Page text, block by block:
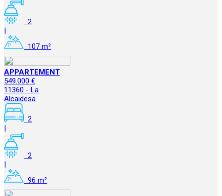
2
|
107 m²
APPARTEMENT
549.000 €
11360 - La
Alcaidesa
2
|
2
|
96 m²